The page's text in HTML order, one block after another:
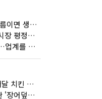
"삐삐리 빠삐코~" 여름이면 생각나는 그 노래
"시간 좀 내주오"로 시장 평정한 하이마트
'빙그레우스'의 등장…업계를 흔든 '세계관' 마케팅
맘스터치 '갓빠삭', 배달 치킨 선입견을 바꿨다
편의점 도시락보다 싼 '장어덮밥'…오뚜기가 해냈다